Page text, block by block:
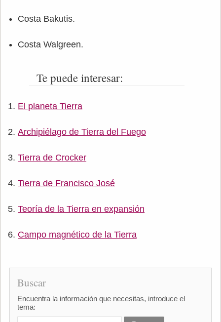
Costa Bakutis.
Costa Walgreen.
Te puede interesar:
El planeta Tierra
Archipiélago de Tierra del Fuego
Tierra de Crocker
Tierra de Francisco José
Teoría de la Tierra en expansión
Campo magnético de la Tierra
Buscar
Encuentra la información que necesitas, introduce el
tema: